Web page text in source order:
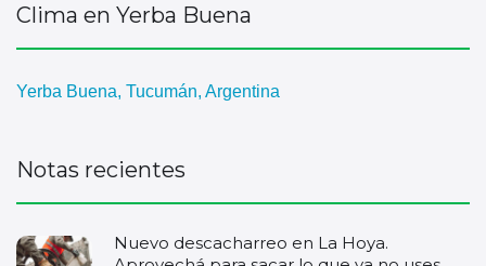
Clima en Yerba Buena
Yerba Buena, Tucumán, Argentina
Notas recientes
Nuevo descacharreo en La Hoya.